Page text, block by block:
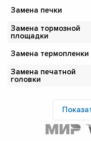
Замена печки
Замена тормозной
площадки
Замена термопленки
Замена печатной
головки